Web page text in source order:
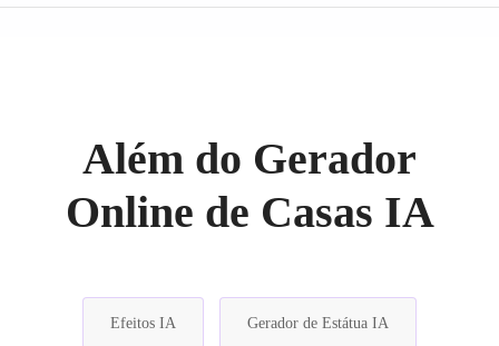
Além do Gerador
Online de Casas IA
Efeitos IA Gerador de Estátua IA